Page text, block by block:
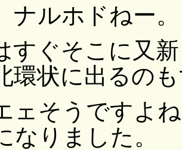
ルホドねー。
ぐそこに又
環状に出るの
そうですよ
なりました。